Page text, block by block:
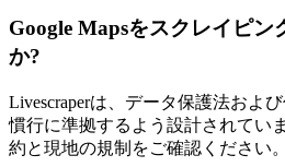
Google Mapsをスクレイピ
か?
Livescraperは、データ保護法およ
慣行に準拠するよう設計されてい
約と現地の規制をご確認ください。